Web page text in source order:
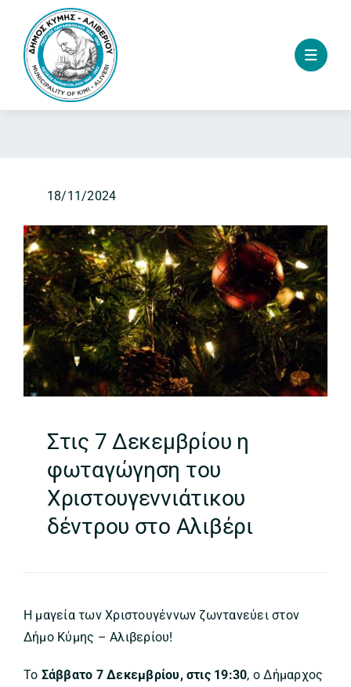
content
18/11/2024
Στις 7 Δεκεμβρίου η
φωταγώγηση του
Χριστουγεννιάτικου
δέντρου στο Αλιβέρι
Η μαγεία των Χριστουγέννων ζωντανεύει στον
Δήμο Κύμης – Αλιβερίου!
Το Σάββατο 7 Δεκεμβρίου, στις 19:30, ο Δήμαρχος